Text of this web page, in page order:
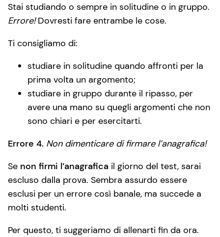
Stai studiando o sempre in solitudine o in gruppo.
Errore!Dovresti fare entrambe le cose.
Ti consigliamo di:
studiare in solitudine quando affronti per la
prima volta un argomento;
studiare in gruppo durante il ripasso, per
avere una mano su quegli argomenti che non
sono chiari e per esercitarti.
Errore 4. Non dimenticare di firmare l’anagrafica!
Se non firmi l’anagrafica il giorno del test, sarai
escluso dalla prova. Sembra assurdo essere
esclusi per un errore così banale, ma succede a
molti studenti.
Per questo, ti suggeriamo di allenarti fin da ora.